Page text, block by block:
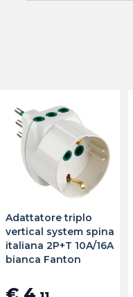
Adattatore triplo
vertical system spina
italiana 2P+T 10A/16A
bianca Fanton